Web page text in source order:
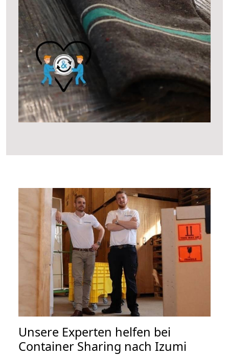
Unsere Experten helfen bei
Container Sharing nach Izumi